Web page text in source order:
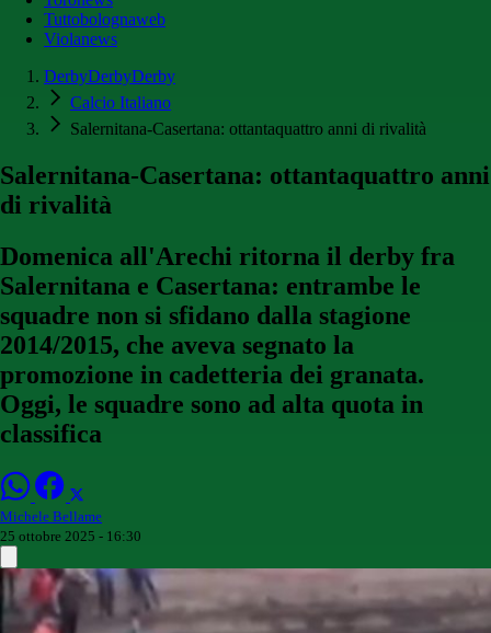
Tuttobolognaweb
Violanews
DerbyDerbyDerby
Calcio Italiano
Salernitana-Casertana: ottantaquattro anni di rivalità
Salernitana-Casertana: ottantaquattro anni
di rivalità
Domenica all'Arechi ritorna il derby fra
Salernitana e Casertana: entrambe le
squadre non si sfidano dalla stagione
2014/2015, che aveva segnato la
promozione in cadetteria dei granata.
Oggi, le squadre sono ad alta quota in
classifica
Michele Bellame
25 ottobre 2025 - 16:30